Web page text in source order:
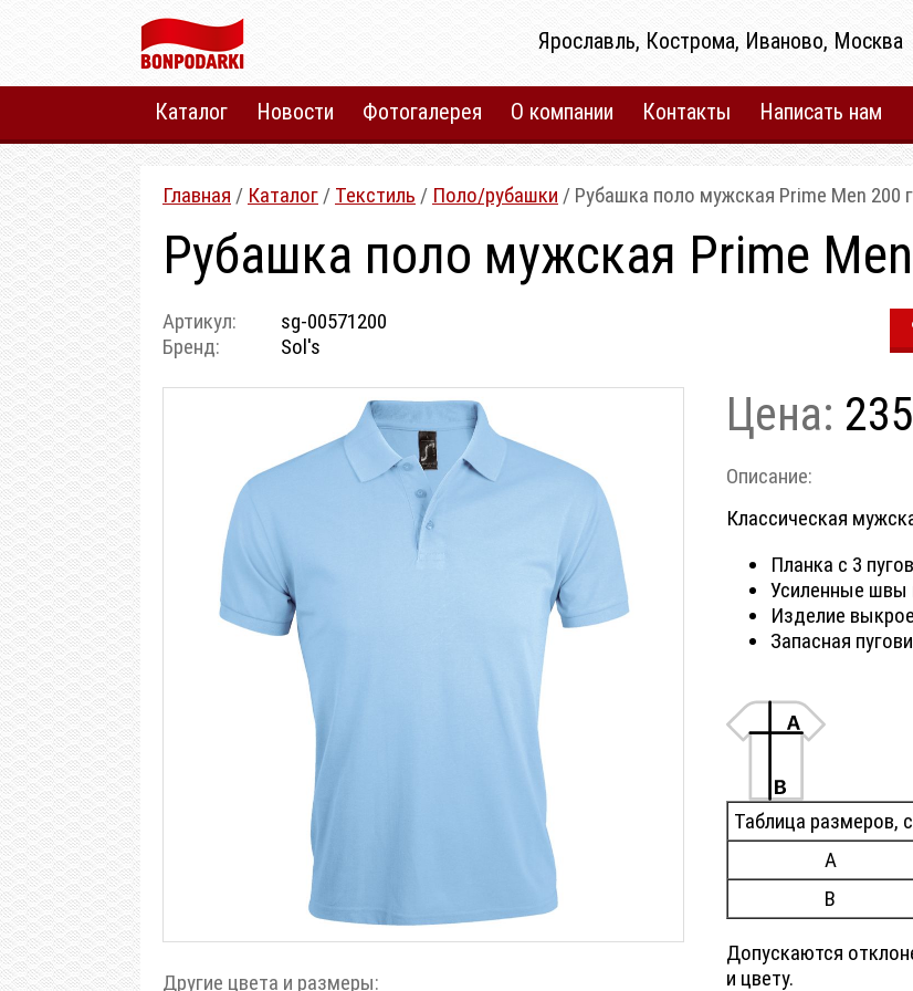
Ярославль, Кострома, Иваново, Москва
Каталог Новости Фотогалерея О компании Контакты Написать нам
Главная / Каталог / Текстиль / Поло/рубашки / Рубашка поло мужская Prime Men 200
Рубашка поло мужская Prime
Артикул:
Бренд:
sg-00571200
Sol's
Другие цвета и размеры:
Цена:
Описание:
Классическая
Планка с 3
Усиленные швы
Изделие
Запасная
Таблица размеров,
A
B
Допускаются
и цвету.